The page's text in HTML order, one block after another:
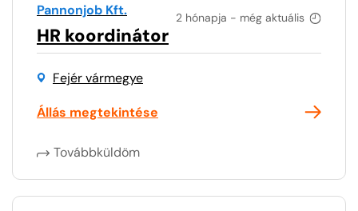
2 hónapja - még aktuális
Pannonjob Kft.
HR koordinátor
Fejér vármegye
Állás megtekintése
Továbbküldöm